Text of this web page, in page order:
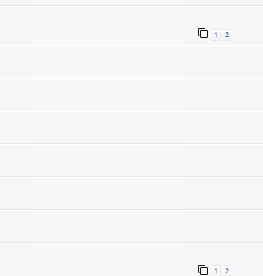
1 2
1 2